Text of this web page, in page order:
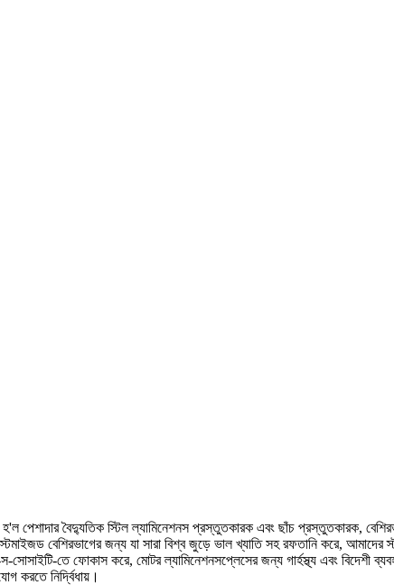
হ'ল পেশাদার বৈদ্যুতিক স্টিল ল্যামিনেশনস প্রস্তুতকারক এবং ছাঁচ প্রস্তুতকারক,
বেশিরভাগের জন্য যা সারা বিশ্ব জুড়ে ভাল খ্যাতি সহ রফতানি করে, আমাদের
সোসাইটি-তে ফোকাস করে, মোটর ল্যামিনেশনসপ্লেসের জন্য গার্হস্থ্য এবং বিদেশী
করতে নির্দ্বিধায়।